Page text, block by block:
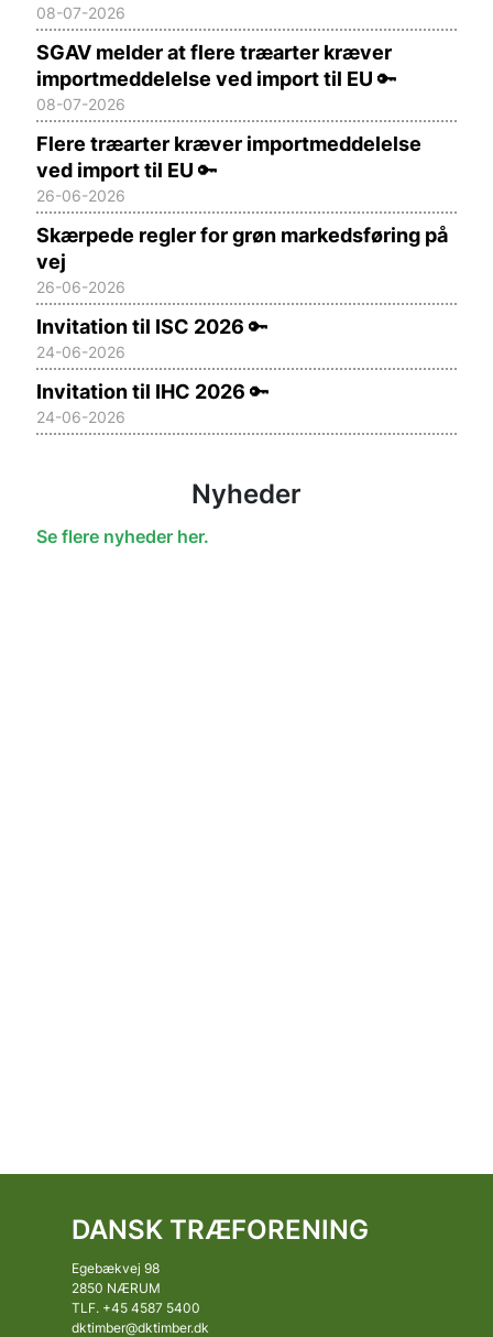
08-07-2026
SGAV melder at flere træarter kræver
importmeddelelse ved import til EU 🔑
08-07-2026
Flere træarter kræver importmeddelelse
ved import til EU 🔑
26-06-2026
Skærpede regler for grøn markedsføring på
vej
26-06-2026
Invitation til ISC 2026 🔑
24-06-2026
Invitation til IHC 2026 🔑
24-06-2026
Nyheder
Se flere nyheder her.
DANSK TRÆFORENING
Egebækvej 98
2850 NÆRUM
TLF. +45 4587 5400
dktimber@dktimber.dk